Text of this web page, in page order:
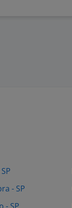
- SP